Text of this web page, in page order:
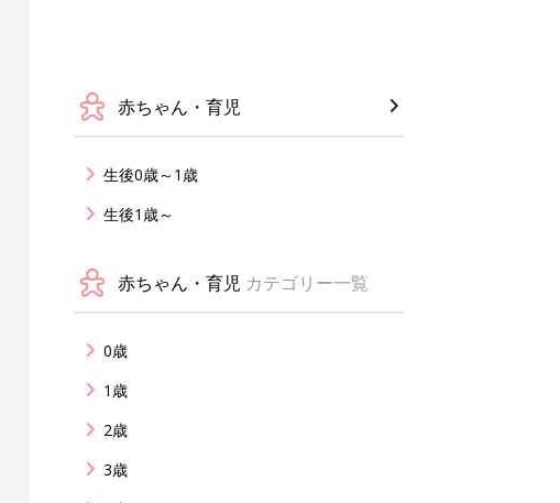
赤ちゃん・育児
生後0歳～1歳
生後1歳～
赤ちゃん・育児 カテゴリー一覧
0歳
1歳
2歳
3歳